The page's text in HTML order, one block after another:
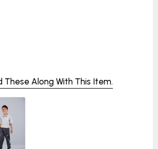
These Along With This Item.